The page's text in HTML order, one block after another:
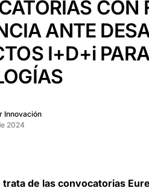
CON
ANTE
I+D+i
Innovación
2024
trata de las convocatorias